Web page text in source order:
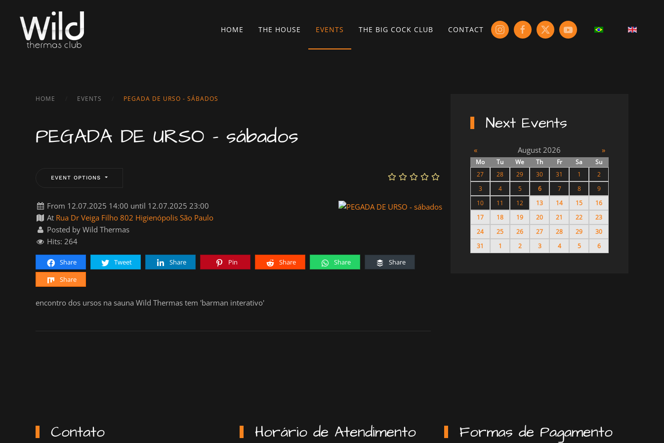
Skip to main content
HOME THE HOUSE EVENTS THE BIG COCK CLUB CONTACT
HOME EVENTS PEGADA DE URSO - SÁBADOS
PEGADA DE URSO - sábados
EVENT OPTIONS
From 12.07.2025 14:00 until 12.07.2025 23:00
At Rua Dr Veiga Filho 802 Higienópolis São Paulo
Posted by Wild Thermas
Hits: 264
Share Tweet Share Pin Share Share
Share
Share
encontro dos ursos na sauna Wild Thermas tem 'barman interativo'
Next Events
« August 2026 »
Mo Tu We Th Fr Sa
Su
27
28 29 30 31 1
2
3
4 5 6 7 8
9
10
11 12 13 14 15
16
17
18 19 20 21 22
23
24
25 26 27 28 29
30
31
1 2 3 4 5 6
Contato Horário de Atendimento Formas de Pagamento